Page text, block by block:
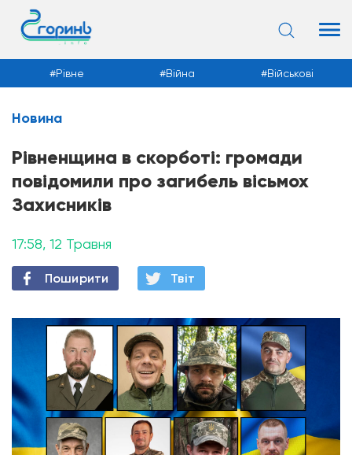
Новини
Військові Суспільство
Новина
Рівненщина в скорботі: громади
повідомили про загибель вісьмох
Захисників
17:58, 12 Травня
Поширити Твiт